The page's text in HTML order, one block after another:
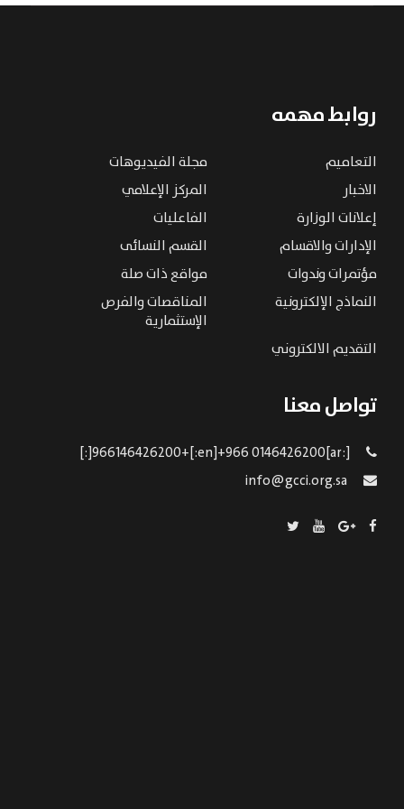
روابط مهمه
التعاميم
مجلة الفيديوهات
الاخبار
المركز الإعلامي
إعلانات الوزارة
الفاعليات
الإدارات والاقسام
القسم النسائى
مؤتمرات وندوات
مواقع ذات صلة
النماذج الإلكترونية
المناقصات والفرص
الإستثمارية
التقديم الالكتروني
تواصل معنا
[:ar]966146426200+[:en]+966 0146426200[:]